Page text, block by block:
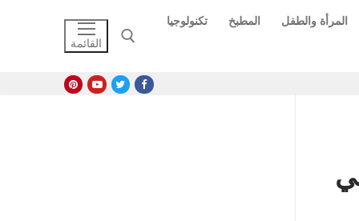
المرأة والطفل المطبخ
تكنولوجيا
القائمة
في